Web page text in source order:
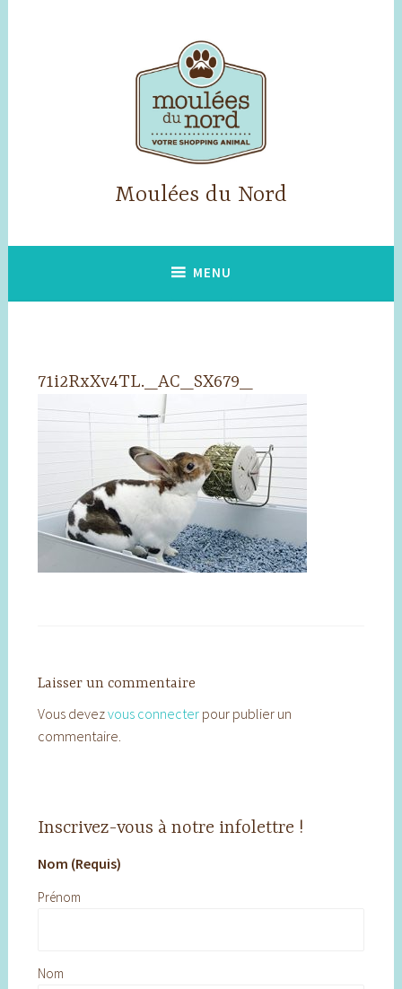
Moulées du Nord
MENU
71i2RxXv4TL._AC_SX679_
Laisser un commentaire
Vous devezvous connecterpour publier un
commentaire.
Inscrivez-vous à notre infolettre !
Nom (Requis)
Prénom
Nom